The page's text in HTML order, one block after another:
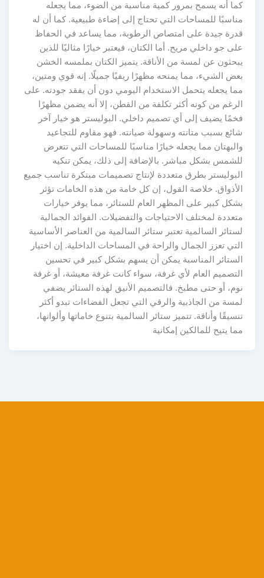
كما أنه يسمح بمرور كمية مناسبة من الضوء، مما يجعله
مناسبًا للمساحات التي تحتاج إلى إضاءة طبيعية. كما أن له
قدرة جيدة على امتصاص الرطوبة، مما يساعد في الحفاظ
على جو داخلي مريح. أما الكتان، فيعتبر خيارًا مثاليًا للذين
يبحثون عن لمسة من الأناقة. يتميز الكتان بملمسه الخشن
بعض الشيء، مما يمنحه مظهرًا ريفيًا جميلًا. إنه قوي ومتين،
مما يجعله يتحمل الاستخدام اليومي دون أن يفقد جودته. على
الرغم من كونه أكثر تكلفة من القطن، إلا أنه يضمن مظهرًا
فخمًا يضيف إلى أي تصميم داخلي. البوليستر هو خيار آخر
شائع بسبب متانته وسهولة صيانته. فهو مقاوم للتجاعيد
والبهتان مما يجعله خيارًا مناسبًا للمساحات التي تتعرض
للشمس بشكل مباشر. بالإضافة إلى ذلك، يمكن تنكيه
البوليستر بطرق متعددة لإنتاج تصميمات مبتكرة تناسب جميع
الأذواق. خلاصة القول، إن كل خامة من هذه الخامات تؤثر
بشكل كبير على المظهر العام للستائر، مما يوفر خيارات
متعددة لمختلف الاحتياجات والتفضيلات. الفوائد الجمالية
لستائر السالمية تعتبر ستائر السالمية من العناصر الأساسية
التي تعزز الجمال والراحة في المساحات الداخلية. إن اختيار
الستائر المناسبة يمكن أن يسهم بشكل كبير في تحسين
التصميم العام لأي غرفة، سواء كانت غرفة معيشة، أو غرفة
نوم، أو حتى مطبخ. فالتصميم الأنيق لهذه الستائر يضفي
لمسة من الجاذبية والرقي التي تجعل الفضاءات تبدو أكثر
تنسيقًا وأناقة. تتميز ستائر السالمية بتنوع خاماتها وألوانها،
مما يتيح للمالكين إمكانية